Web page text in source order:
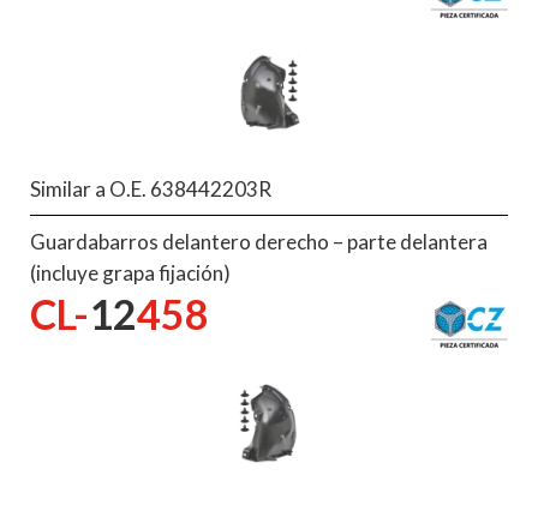
Similar a O.E. 638442203R
Guardabarros delantero derecho – parte delantera
(incluye grapa fijación)
CL-12458